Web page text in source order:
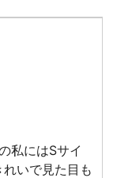
私にはSサイ
いで見た目も